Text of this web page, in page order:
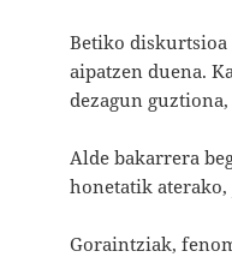
Betiko diskurtsioa
aipatzen duena.
dezagun guztiona,
Alde bakarrera
honetatik
Goraintziak,